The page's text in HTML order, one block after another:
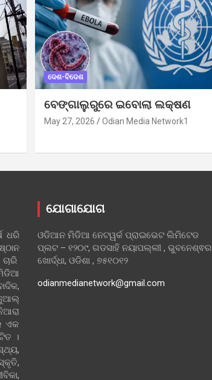
ଦେଶ-ବିଦେଶ
ବେଙ୍ଗାଲୁରୁରେ ଇବୋଲା ଲକ୍ଷଣ
May 27, 2026 Odian Media Network1
ଧରି
ଏକ
।
ଯୋଗାଯୋଗ
ଓଡିଆନ ମିଡିଆ ନେଟୱର୍କ ପ୍ରାଇଭେଟ ଲିମିଟେଡ
ପ୍ଲଟ – ୧୨୦୯, ଗଡସାହି ନୟାପଲ୍ଲୀ , ଭୁବନେଶ୍ଵର
ଖୋର୍ଦ୍ଧା, ଓଡିଶା , ୭୫୧୦୧୨
odianmedianetwork@gmail.com